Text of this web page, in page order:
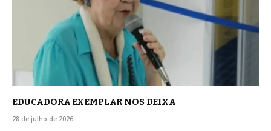
EDUCADORA EXEMPLAR NOS DEIXA
28 de julho de 2026